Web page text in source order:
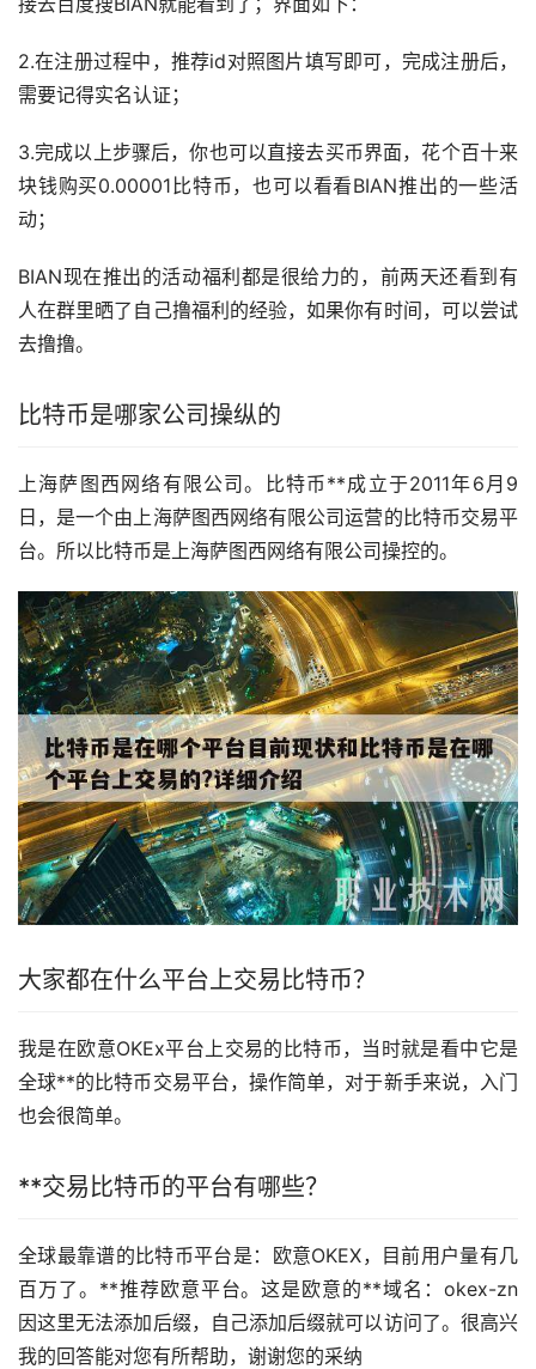
2.在注册过程中，推荐id对照图片填写即可，完成注册后，
需要记得实名认证；
3.完成以上步骤后，你也可以直接去买币界面，花个百十来
块钱购买0.00001比特币，也可以看看BIAN推出的一些活
动；
BIAN现在推出的活动福利 都是很给力的，前两天还看到有
人在群里晒了自己撸福利的经验，如果你有时间，可以尝试
去撸撸。
比特币是哪家公司操纵的
上海萨图西网络有限公司。比特币**成立于2011年6月9
日，是一个由上海萨图西网络有限公司运营的比特币交易平
台。所以比特币是上海萨图西网络有限公司操控的。
大家都在什么平台上交易比特币？
我是在欧意OKEx平台上交易的比特币，当时就是看中它是
全球**的比特币交易平台，操作简单，对于新手来说，入门
也会很简单。
**交易比特币的平台有哪些？
全球最靠谱的比特币平台是：欧意OKEX，目前用户量有几
百万了。**推荐欧意平台。这是欧意的**域名：okex-zn
因这里无法添加后缀，自己添加后缀就可以访问了。很高兴
我的回答能对您有所帮助，谢谢您的采纳